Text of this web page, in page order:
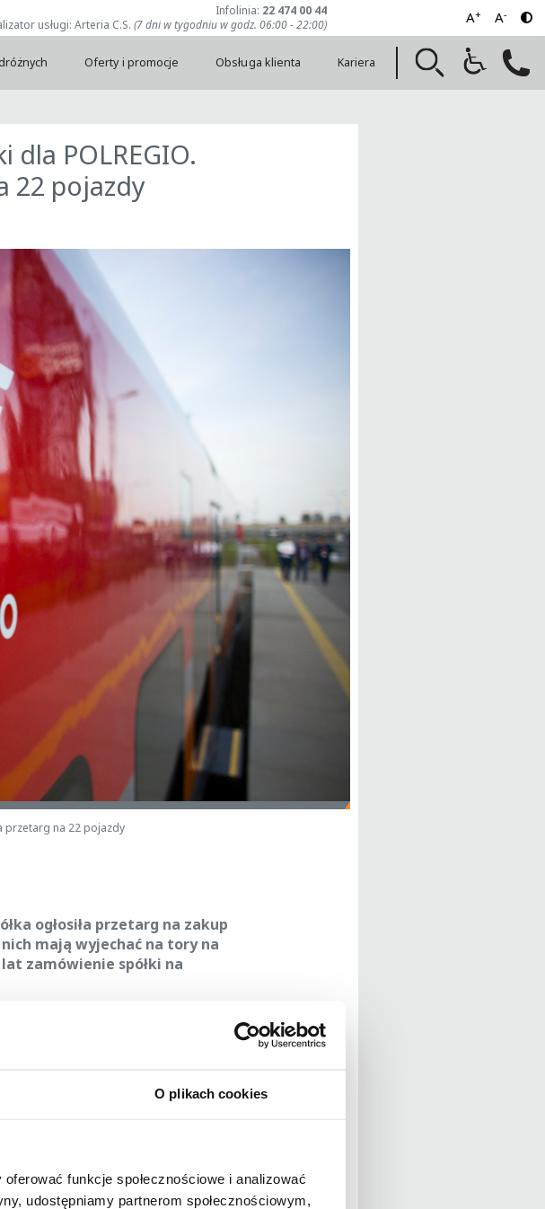
O plikach cookies
funkcje społecznościowe i analizować
udostępniamy partnerom społecznościowym,
Infolinia: 22 474 00 44
usługi: Arteria C.S. (7 dni w tygodniu w godz. 06:00 - 22:00) A+ A-
Oferty i promocje Obsługa klienta Kariera
dla POLREGIO.
22 pojazdy
przetarg na 22 pojazdy
ogłosiła przetarg na zakup
mają wyjechać na tory na
zamówienie spółki na
pasażerów. To przede wszystkim
elementów tej strategii jest
liberalizującym się rynku
POLREGIO.